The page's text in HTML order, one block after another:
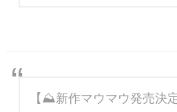
【⛰️新作マウマウ発売決定